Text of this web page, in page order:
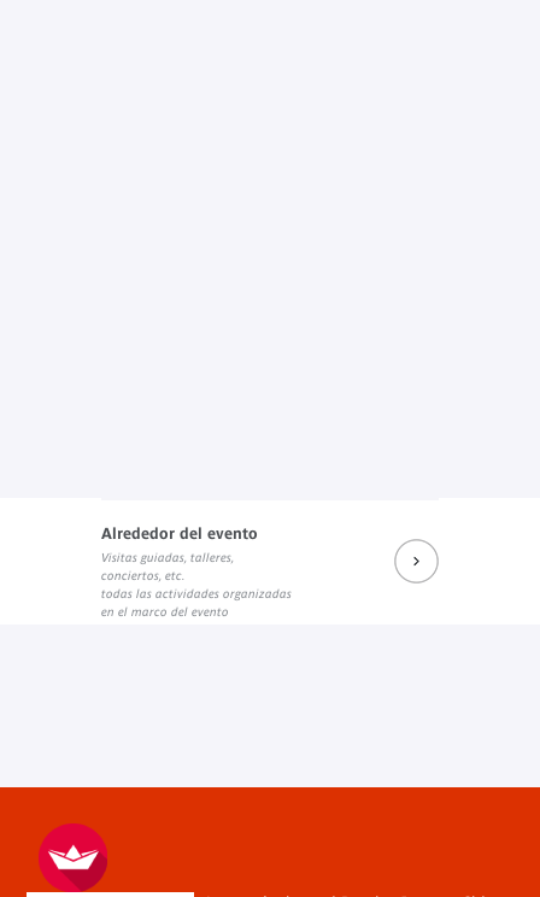
Alrededor del evento
Visitas guiadas, talleres,
conciertos, etc.
todas las actividades organizadas
en el marco del evento